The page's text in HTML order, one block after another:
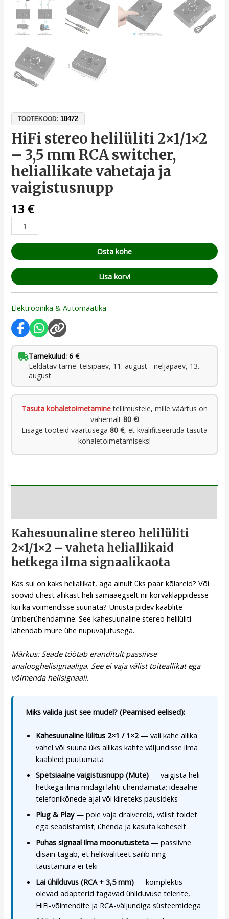
TOOTEKOOD:10472
HiFi stereo helilüliti 2×1/1×2
– 3,5 mm RCA switcher,
heliallikate vahetaja ja
vaigistusnupp
13 €
Osta kohe
Lisa korvi
Elektroonika & Automaatika
Tarnekulud: 6 €
Eeldatav tarne: teisipäev, 11. august - neljapäev, 13.
august
Tasuta kohaletoimetaminetellimustele, mille väärtus on
vähemalt 80 €!
Lisage tooteid väärtusega 80 €, et kvalifitseeruda tasuta
kohaletoimetamiseks!
Kahesuunaline stereo helilüliti
2×1/1×2 – vaheta heliallikaid
hetkega ilma signaalikaota
Kas sul on kaks heliallikat, aga ainult üks paar kõlareid? Või
soovid ühest allikast heli samaaegselt nii kõrvaklappidesse
kui ka võimendisse suunata? Unusta pidev kaablite
ümberühendamine. See kahesuunaline stereo helilüliti
lahendab mure ühe nupuvajutusega.
Märkus: Seade töötab eranditult passiivse
analooghelisignaaliga. See ei vaja välist toiteallikat ega
võimenda helisignaali.
Miks valida just see mudel? (Peamised eelised):
Kahesuunaline lülitus 2×1 / 1×2— vali kahe allika
vahel või suuna üks allikas kahte väljundisse ilma
kaableid puutumata
Spetsiaalne vaigistusnupp (Mute) — vaigista heli
hetkega ilma midagi lahti ühendamata; ideaalne
telefonikõnede ajal või kiireteks pausideks
Plug & Play— pole vaja draivereid, välist toidet
ega seadistamist; ühenda ja kasuta koheselt
Puhas signaal ilma moonutusteta — passiivne
disain tagab, et helikvaliteet säilib ning
taustamüra ei teki
Lai ühilduvus (RCA + 3,5 mm) — komplektis
olevad adapterid tagavad ühilduvuse telerite,
HiFi-võimendite ja RCA-väljundiga süsteemidega